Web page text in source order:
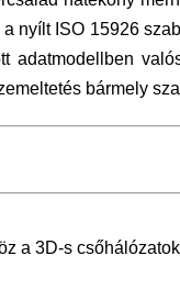
nyílt ISO 15926
adatmodellben
bármely
a 3D-s